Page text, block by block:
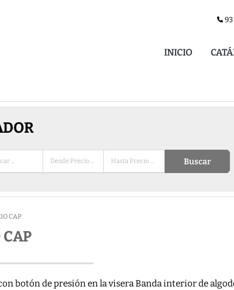
93
INICIO
Buscar
CAP
botón de presión en la visera Banda interior de